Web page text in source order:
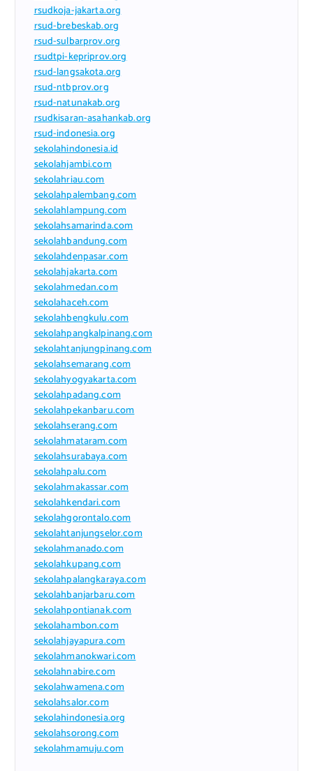
rsudkoja-jakarta.org
rsud-brebeskab.org
rsud-sulbarprov.org
rsudtpi-kepriprov.org
rsud-langsakota.org
rsud-ntbprov.org
rsud-natunakab.org
rsudkisaran-asahankab.org
rsud-indonesia.org
sekolahindonesia.id
sekolahjambi.com
sekolahriau.com
sekolahpalembang.com
sekolahlampung.com
sekolahsamarinda.com
sekolahbandung.com
sekolahdenpasar.com
sekolahjakarta.com
sekolahmedan.com
sekolahaceh.com
sekolahbengkulu.com
sekolahpangkalpinang.com
sekolahtanjungpinang.com
sekolahsemarang.com
sekolahyogyakarta.com
sekolahpadang.com
sekolahpekanbaru.com
sekolahserang.com
sekolahmataram.com
sekolahsurabaya.com
sekolahpalu.com
sekolahmakassar.com
sekolahkendari.com
sekolahgorontalo.com
sekolahtanjungselor.com
sekolahmanado.com
sekolahkupang.com
sekolahpalangkaraya.com
sekolahbanjarbaru.com
sekolahpontianak.com
sekolahambon.com
sekolahjayapura.com
sekolahmanokwari.com
sekolahnabire.com
sekolahwamena.com
sekolahsalor.com
sekolahindonesia.org
sekolahsorong.com
sekolahmamuju.com